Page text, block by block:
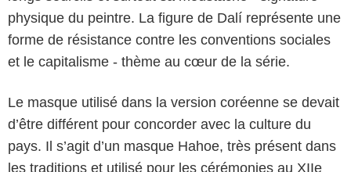
physique du peintre. La figure de Dalí représente une
forme de résistance contre les conventions sociales
et le capitalisme - thème au cœur de la série.
Le masque utilisé dans la version coréenne se devait
d’être différent pour concorder avec la culture du
pays. Il s’agit d’un masque Hahoe, très présent dans
les traditions et utilisé pour les cérémonies au XIIe